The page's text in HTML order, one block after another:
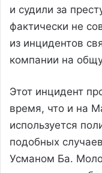
и судили за
фактически не
из инцидентов
компании на
Этот инцидент
время, что и на
используется
подобных
Усманом Ба.